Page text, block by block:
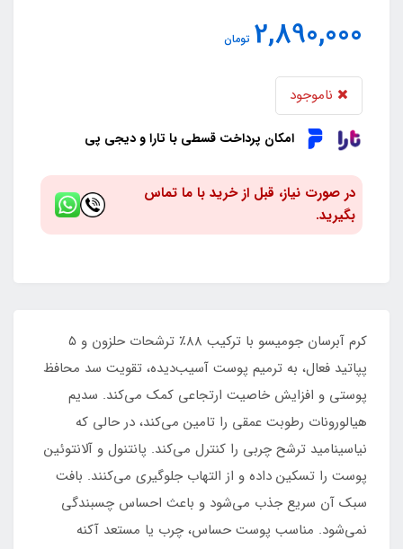
2,890,000 تومان
ناموجود
امکان پرداخت قسطی با تارا و دیجی پی
در صورت نیاز، قبل از خرید با ما تماس
بگیرید.
کرم آبرسان جومیسو با ترکیب ۸۸٪ ترشحات حلزون و ۵
پپاتید فعال، به ترمیم پوست آسیب‌دیده، تقویت سد محافظ
پوستی و افزایش خاصیت ارتجاعی کمک می‌کند. سدیم
هیالورونات رطوبت عمقی را تامین می‌کند، در حالی که
نیاسینامید ترشح چربی را کنترل می‌کند. پانتنول و آلانتوئین
پوست را تسکین داده و از التهاب جلوگیری می‌کنند. بافت
سبک آن سریع جذب می‌شود و باعث احساس چسبندگی
نمی‌شود. مناسب پوست حساس، چرب یا مستعد آکنه